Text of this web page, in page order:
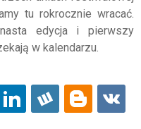
tu rokrocznie wracać.
edycja i pierwszy
w kalendarzu.